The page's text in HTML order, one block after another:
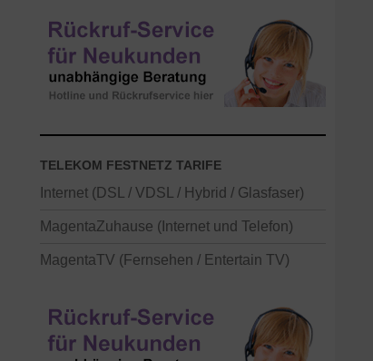
TELEKOM FESTNETZ TARIFE
Internet (DSL / VDSL / Hybrid / Glasfaser)
MagentaZuhause (Internet und Telefon)
MagentaTV (Fernsehen / Entertain TV)